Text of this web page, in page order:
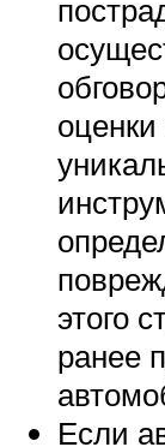
этого
ранее
Если